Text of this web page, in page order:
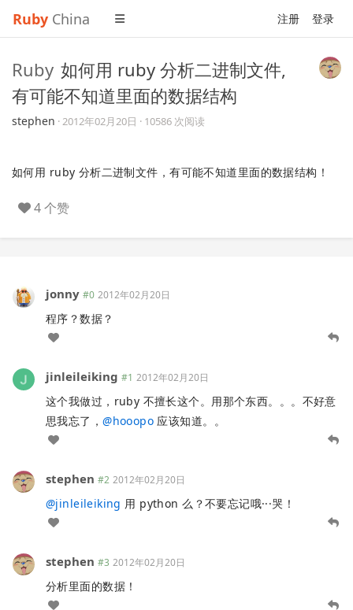
Ruby China 注册 登录
Ruby 如何用 ruby 分析二进制文件,
有可能不知道里面的数据结构
stephen ·2012年02月20日 · 10586 次阅读
如何用 ruby 分析二进制文件，有可能不知道里面的数据结构！
4 个赞
jonny #0 2012年02月20日
程序？数据？
jinleileiking #1 2012年02月20日
这个我做过，ruby 不擅长这个。用那个东西。。。不好意
思我忘了，@hooopo 应该知道。。
stephen #2 2012年02月20日
@jinleileiking 用 python 么？不要忘记哦···哭！
stephen #3 2012年02月20日
分析里面的数据！